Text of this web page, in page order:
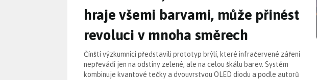
hraje všemi barvami, může přinést
revoluci v mnoha směrech
Čínští výzkumníci představili prototyp brýlí, které infračervené záření
nepřevádí jen na odstíny zelené, ale na celou škálu barev. Systém
kombinuje kvantové tečky a dvouvrstvou OLED diodu a podle autorů